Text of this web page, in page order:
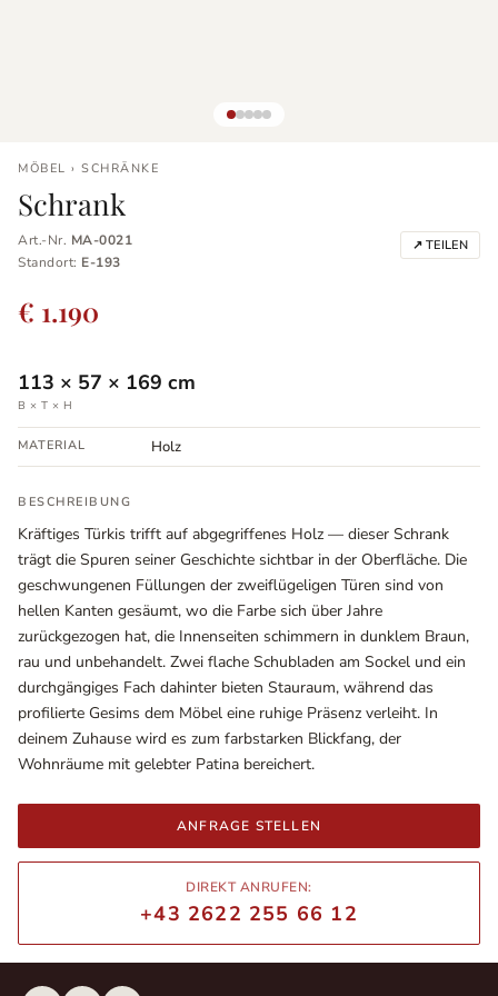
MÖBEL › SCHRÄNKE
Schrank
Art.-Nr. MA-0021
Standort: E-193
↗ TEILEN
€ 1.190
113 × 57 × 169 cm
B × T × H
MATERIAL Holz
BESCHREIBUNG
Kräftiges Türkis trifft auf abgegriffenes Holz — dieser Schrank
trägt die Spuren seiner Geschichte sichtbar in der Oberfläche. Die
geschwungenen Füllungen der zweiflügeligen Türen sind von
hellen Kanten gesäumt, wo die Farbe sich über Jahre
zurückgezogen hat, die Innenseiten schimmern in dunklem Braun,
rau und unbehandelt. Zwei flache Schubladen am Sockel und ein
durchgängiges Fach dahinter bieten Stauraum, während das
profilierte Gesims dem Möbel eine ruhige Präsenz verleiht. In
deinem Zuhause wird es zum farbstarken Blickfang, der
Wohnräume mit gelebter Patina bereichert.
ANFRAGE STELLEN
DIREKT ANRUFEN:
+43 2622 255 66 12
Wiener Straße – Werkstraße 111
2700 Wiener Neustadt
+43 2622 255 66 12